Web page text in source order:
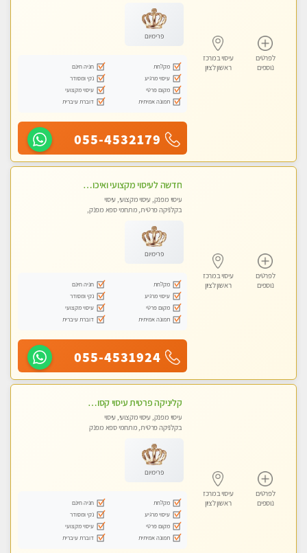
לפרטים
נוספים
עיסוי במרכז
ראשון לציון
פרימיום
מקלחת
חניה חינם
עיסוי מרגיע
נקי ומסודר
מקום פרטי
עיסוי מקצועי
תמונה אמיתית
דוברת עיברית
055-4532179
לפרטים
נוספים
עיסוי במרכז
ראשון לציון
חדשה לעיסוי מקצועי ואיכותי מומלץ מאוד!! ממתינה לך שתגיע בוא ותבין מזה עיסוי מפנק …
עיסוי מפנק, עיסוי מקצועי, עיסוי
בקלניקה פרטית, מתחמי ספא מפנק,
פרימיום
מקלחת
חניה חינם
עיסוי מרגיע
נקי ומסודר
מקום פרטי
עיסוי מקצועי
תמונה אמיתית
דוברת עיברית
055-4531924
לפרטים
נוספים
עיסוי במרכז
ראשון לציון
קליניקה פרטית עיסוי קסום איכותי ומרגיע מידי זהב עיסוי שבדי קלאסי ורפלקסולוגיה שרות מקצועי טל-052-4818650
עיסוי מפנק, עיסוי מקצועי, עיסוי
בקלניקה פרטית, מתחמי ספא מפנק
פרימיום
מקלחת
חניה חינם
עיסוי מרגיע
נקי ומסודר
מקום פרטי
עיסוי מקצועי
תמונה אמיתית
דוברת עיברית